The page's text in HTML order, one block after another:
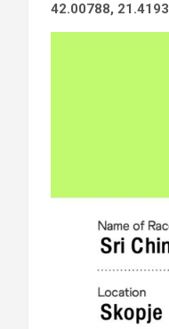
42.00788,